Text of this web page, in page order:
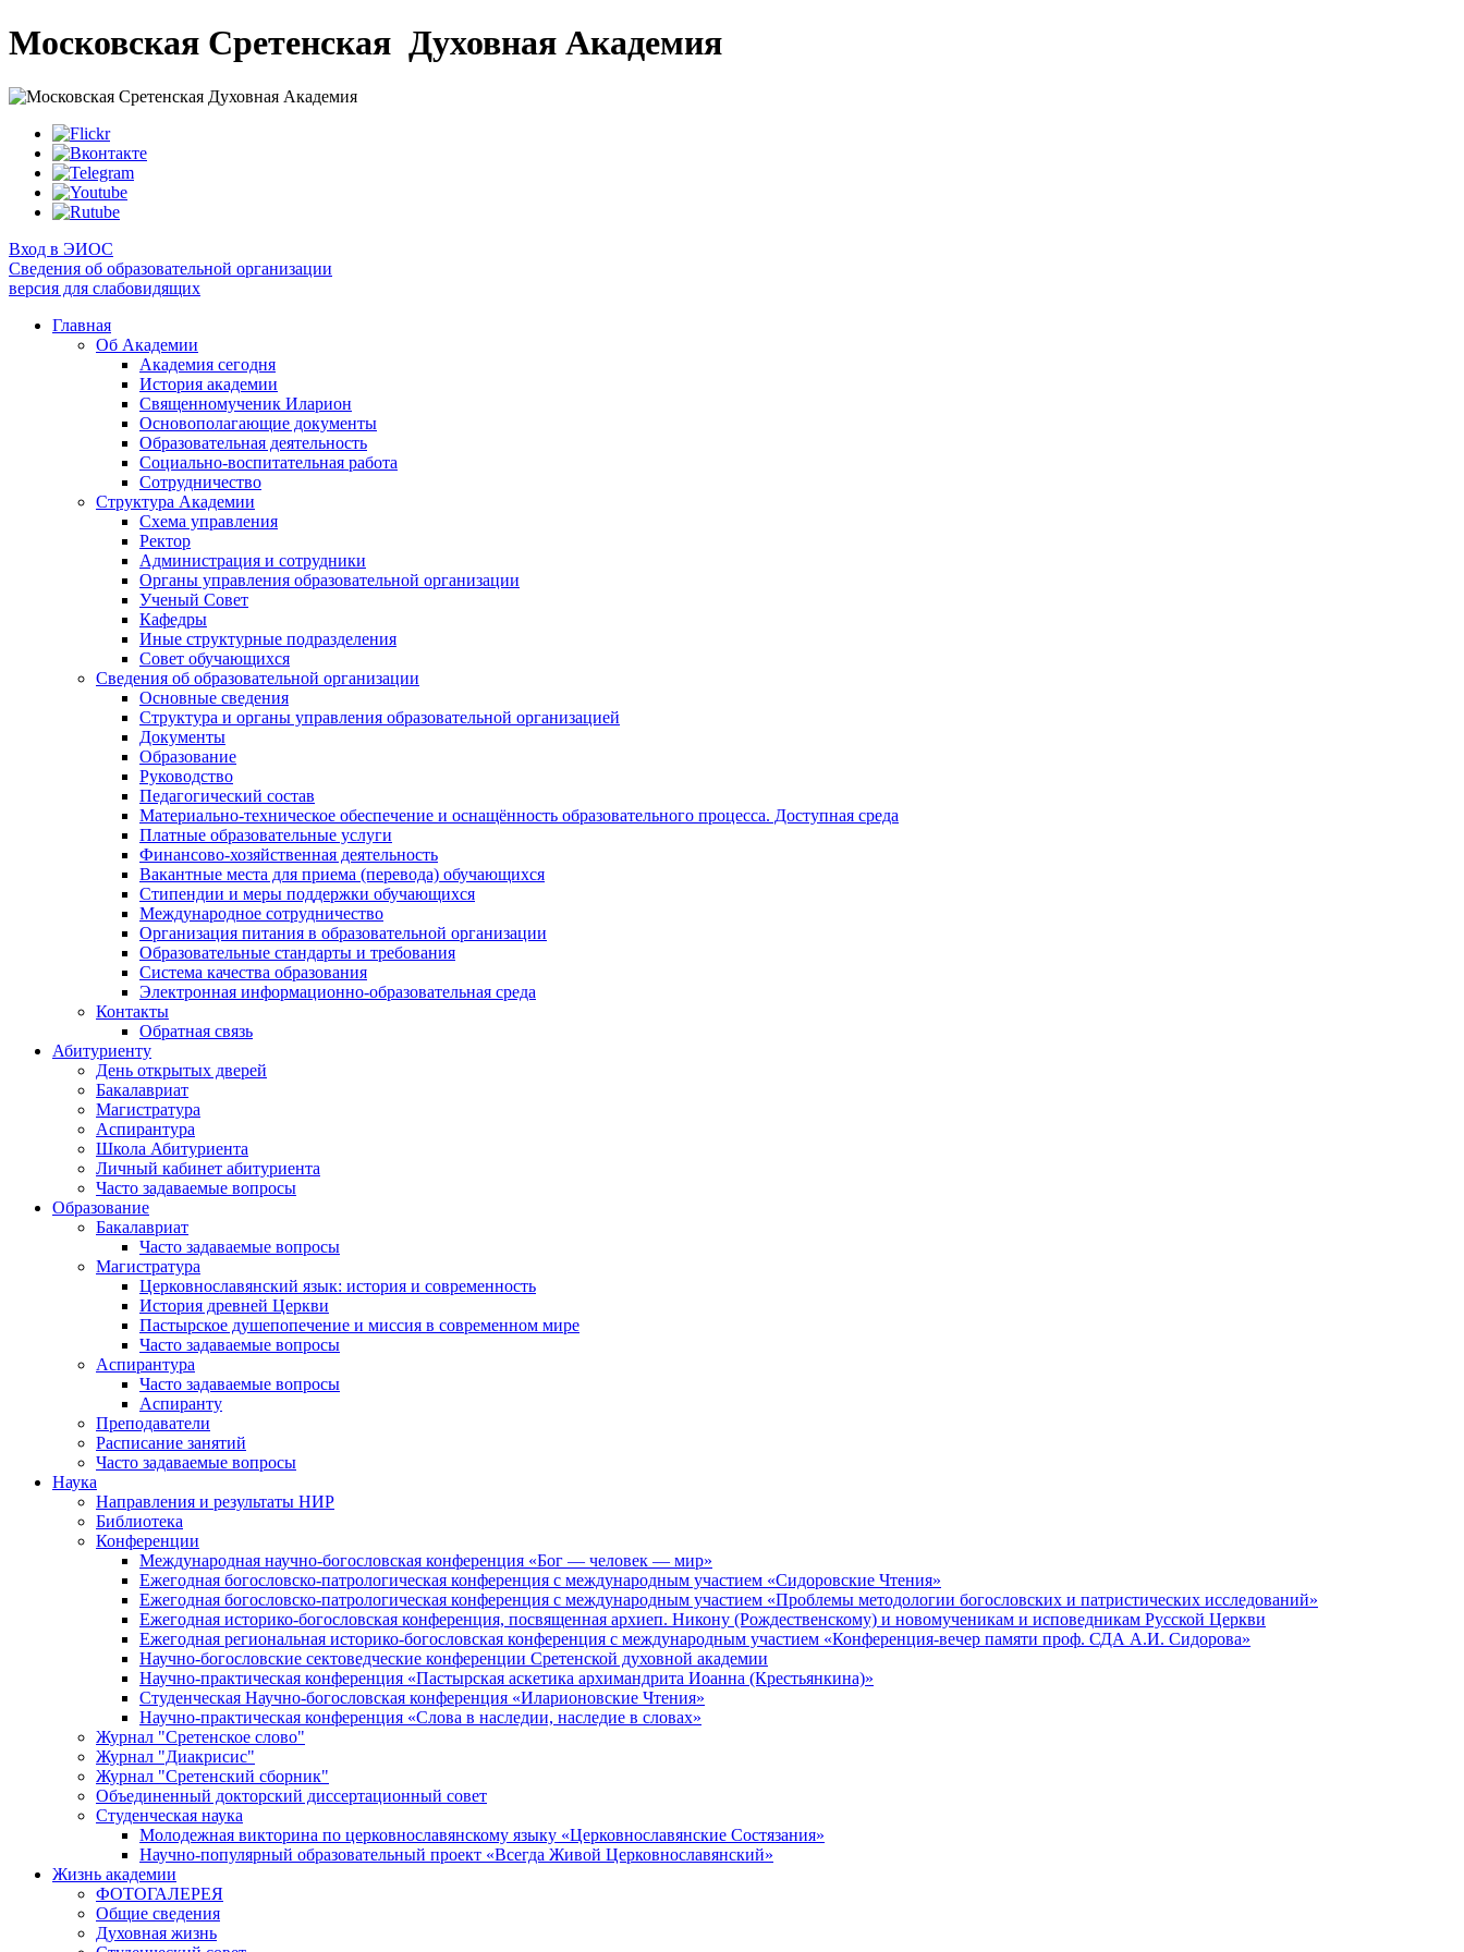
Московская Сретенская Духовная Академия
Вход в ЭИОС
Сведения об образовательной организации
версия для слабовидящих
Главная
Об Академии
Академия сегодня
История академии
Священномученик Иларион
Основополагающие документы
Образовательная деятельность
Социально-воспитательная работа
Сотрудничество
Структура Академии
Схема управления
Ректор
Администрация и сотрудники
Органы управления образовательной организации
Ученый Совет
Кафедры
Иные структурные подразделения
Совет обучающихся
Сведения об образовательной организации
Основные сведения
Структура и органы управления образовательной организацией
Документы
Образование
Руководство
Педагогический состав
Материально-техническое обеспечение и оснащённость образовательного процесса. Доступная среда
Платные образовательные услуги
Финансово-хозяйственная деятельность
Вакантные места для приема (перевода) обучающихся
Стипендии и меры поддержки обучающихся
Международное сотрудничество
Организация питания в образовательной организации
Образовательные стандарты и требования
Система качества образования
Электронная информационно-образовательная среда
Контакты
Обратная связь
Абитуриенту
День открытых дверей
Бакалавриат
Магистратура
Аспирантура
Школа Абитуриента
Личный кабинет абитуриента
Часто задаваемые вопросы
Образование
Бакалавриат
Часто задаваемые вопросы
Магистратура
Церковнославянский язык: история и современность
История древней Церкви
Пастырское душепопечение и миссия в современном мире
Часто задаваемые вопросы
Аспирантура
Часто задаваемые вопросы
Аспиранту
Преподаватели
Расписание занятий
Часто задаваемые вопросы
Наука
Направления и результаты НИР
Библиотека
Конференции
Международная научно-богословская конференция «Бог — человек — мир»
Ежегодная богословско-патрологическая конференция с международным участием «Сидоровские Чтения»
Ежегодная богословско-патрологическая конференция с международным участием «Проблемы методологии богословских и патристических исследований»
Ежегодная историко-богословская конференция, посвященная архиеп. Никону (Рождественскому) и новомученикам и исповедникам Русской Церкви
Ежегодная региональная историко-богословская конференция с международным участием «Конференция-вечер памяти проф. СДА А.И. Сидорова»
Научно-богословские сектоведческие конференции Сретенской духовной академии
Научно-практическая конференция «Пастырская аскетика архимандрита Иоанна (Крестьянкина)»
Студенческая Научно-богословская конференция «Иларионовские Чтения»
Научно-практическая конференция «Cлова в наследии, наследие в словах»
Журнал "Сретенское слово"
Журнал "Диакрисис"
Журнал "Сретенский сборник"
Объединенный докторский диссертационный совет
Студенческая наука
Молодежная викторина по церковнославянскому языку «Церковнославянские Состязания»
Научно-популярный образовательный проект «Всегда Живой Церковнославянский»
Жизнь академии
ФОТОГАЛЕРЕЯ
Общие сведения
Духовная жизнь